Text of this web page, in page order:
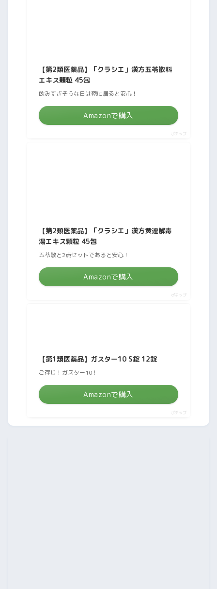
【第2類医薬品】「クラシエ」漢方五苓散料
エキス顆粒 45包
飲みすぎそうな日は鞄に居ると安心！
Amazonで購入
ポチップ
【第2類医薬品】「クラシエ」漢方黄連解毒
湯エキス顆粒 45包
五苓散と2点セットであると安心！
Amazonで購入
ポチップ
【第1類医薬品】ガスター10 S錠 12錠
ご存じ！ガスター10！
Amazonで購入
ポチップ